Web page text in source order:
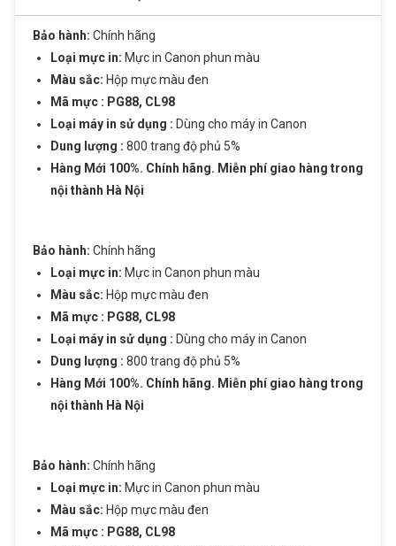
Bảo hành: Chính hãng
Loại mực in: Mực in Canon phun màu
Màu sắc: Hộp mực màu đen
Mã mực : PG88, CL98
Loại máy in sử dụng : Dùng cho máy in Canon
Dung lượng : 800 trang độ phủ 5%
Hàng Mới 100%. Chính hãng. Miễn phí giao hàng trong
nội thành Hà Nội
Bảo hành: Chính hãng
Loại mực in: Mực in Canon phun màu
Màu sắc: Hộp mực màu đen
Mã mực : PG88, CL98
Loại máy in sử dụng : Dùng cho máy in Canon
Dung lượng : 800 trang độ phủ 5%
Hàng Mới 100%. Chính hãng. Miễn phí giao hàng trong
nội thành Hà Nội
Bảo hành: Chính hãng
Loại mực in: Mực in Canon phun màu
Màu sắc: Hộp mực màu đen
Mã mực : PG88, CL98
Họ và tên
Số điện thoại
Nhu cầu cần tư vấn
Gửi thông tin
Sản phẩm vừa được thêm vào giỏ
hàng
Mực in Phun màu Canon PG88 (Black) –
Mực đen – Dùng cho Canon E500, E600,
E510, E610
Giỏ hàng hiện có:
Tiếp tục mua hàng